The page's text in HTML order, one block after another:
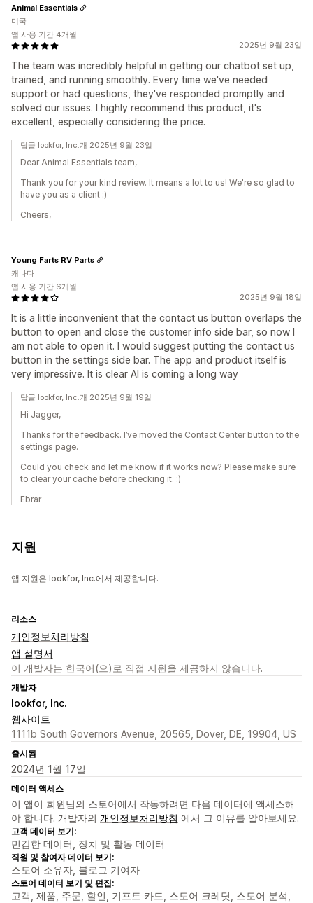
2025년 9월 23일
The team was incredibly helpful in getting our chatbot set up,
trained, and running smoothly. Every time we've needed
support or had questions, they've responded promptly and
solved our issues. I highly recommend this product, it's
excellent, especially considering the price.
Animal Essentials
미국
앱 사용 기간 4개월
답글 lookfor, Inc.개 2025년 9월 23일
Dear Animal Essentials team,
Thank you for your kind review. It means a lot to us! We're so glad to
have you as a client :)
Cheers,
2025년 9월 18일
It is a little inconvenient that the contact us button overlaps the
button to open and close the customer info side bar, so now I
am not able to open it. I would suggest putting the contact us
button in the settings side bar. The app and product itself is
very impressive. It is clear AI is coming a long way
Young Farts RV Parts
캐나다
앱 사용 기간 6개월
답글 lookfor, Inc.개 2025년 9월 19일
Hi Jagger,
Thanks for the feedback. I’ve moved the Contact Center button to the
settings page.
Could you check and let me know if it works now? Please make sure
to clear your cache before checking it. :)
Ebrar
지원
앱 지원은 lookfor, Inc.에서 제공합니다.
리소스
개인정보처리방침
앱 설명서
이 개발자는 한국어(으)로 직접 지원을 제공하지 않습니다.
개발자
lookfor, Inc.
웹사이트
1111b South Governors Avenue, 20565, Dover, DE, 19904, US
출시됨
2024년 1월 17일
데이터 액세스
이 앱이 회원님의 스토어에서 작동하려면 다음 데이터에 액세스해
야 합니다. 개발자의 개인정보처리방침 에서 그 이유를 알아보세요.
고객 데이터 보기:
민감한 데이터, 장치 및 활동 데이터
직원 및 참여자 데이터 보기:
스토어 소유자, 블로그 기여자
스토어 데이터 보기 및 편집:
고객, 제품, 주문, 할인, 기프트 카드, 스토어 크레딧, 스토어 분석,